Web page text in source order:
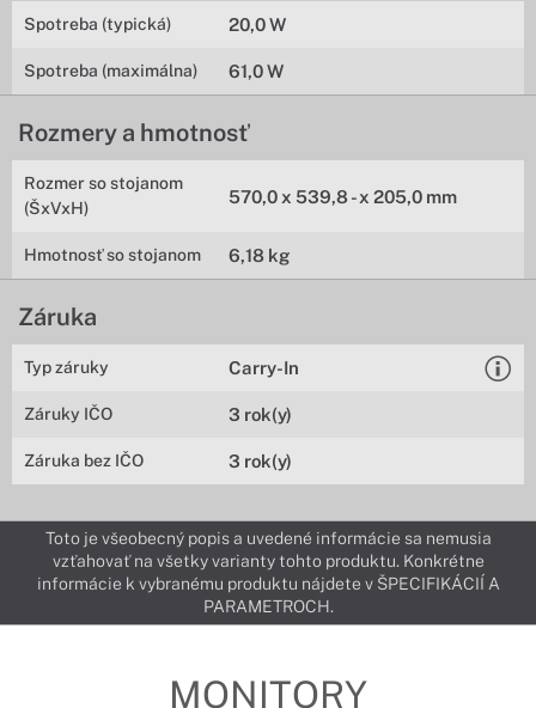
Spotreba (typická) 20,0 W
Spotreba (maximálna) 61,0 W
Rozmery a hmotnosť
Rozmer so stojanom
(ŠxVxH)
570,0 x 539,8 - x 205,0 mm
Hmotnosť so stojanom 6,18 kg
Záruka
Typ záruky Carry-In
Záruky IČO 3 rok(y)
Záruka bez IČO 3 rok(y)
Toto je všeobecný popis a uvedené informácie sa nemusia
vzťahovať na všetky varianty tohto produktu. Konkrétne
informácie k vybranému produktu nájdete v ŠPECIFIKÁCIÍ A
PARAMETROCH.
MONITORY